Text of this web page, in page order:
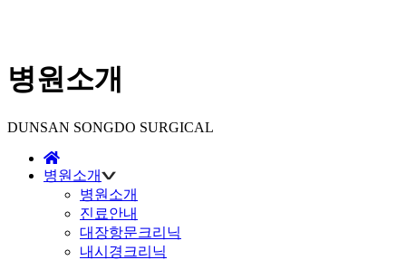
병원소개
DUNSAN SONGDO SURGICAL
병원소개
병원소개
진료안내
대장항문크리닉
내시경크리닉